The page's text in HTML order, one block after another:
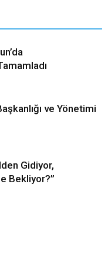
ve Yönetimi
Gidiyor,
Bekliyor?”